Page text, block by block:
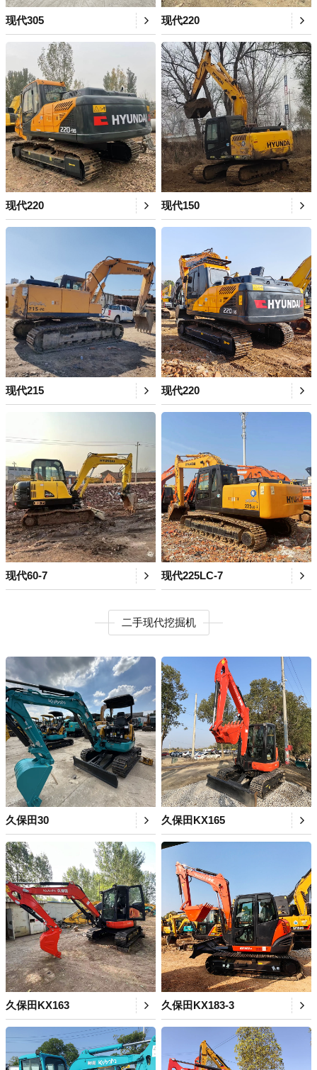
现代305 现代220
现代220 现代150
现代215 现代220
现代60-7 现代225LC-7
二手现代挖掘机
久保田30 久保田KX165
久保田KX163 久保田KX183-3